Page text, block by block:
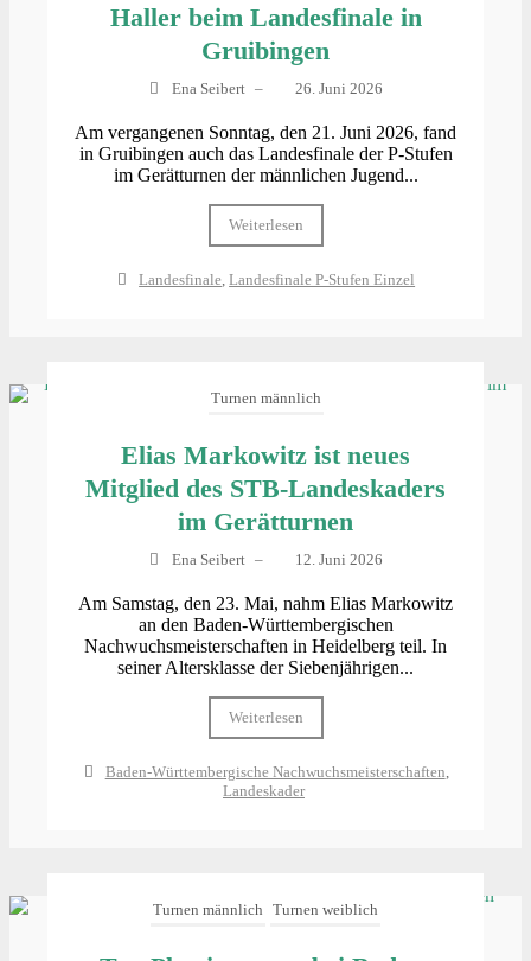
Haller beim Landesfinale in
Gruibingen
Ena Seibert – 26. Juni 2026
Am vergangenen Sonntag, den 21. Juni 2026, fand
in Gruibingen auch das Landesfinale der P‑Stufen
im Gerätturnen der männlichen Jugend...
Weiterlesen
Landesfinale ,Landesfinale P-Stufen Einzel
Turnen männlich
Elias Markowitz ist neues
Mitglied des STB-Landeskaders
im Gerätturnen
Ena Seibert – 12. Juni 2026
Am Samstag, den 23. Mai, nahm Elias Markowitz
an den Baden-Württembergischen
Nachwuchsmeisterschaften in Heidelberg teil. In
seiner Altersklasse der Siebenjährigen...
Weiterlesen
Baden-Württembergische Nachwuchsmeisterschaften
Landeskader
Turnen männlich Turnen weiblich